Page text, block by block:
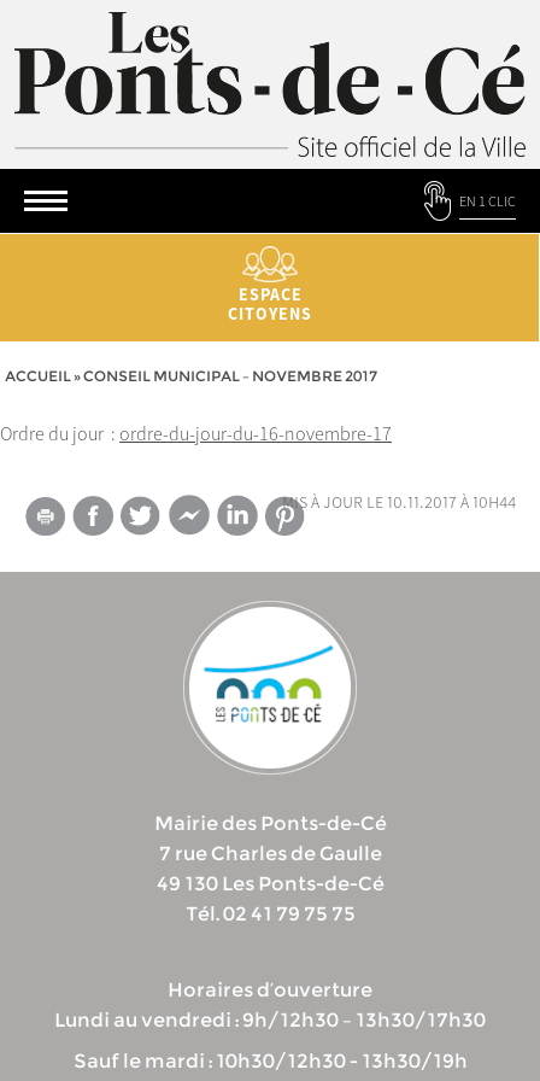
EN 1 CLIC
ESPACE
CITOYENS
ACCUEIL»CONSEIL MUNICIPAL – NOVEMBRE 2017
Ordre du jour : ordre-du-jour-du-16-novembre-17
mis à jour le 10.11.2017 à 10h44
Mairie des Ponts-de-Cé
7 rue Charles de Gaulle
49 130 Les Ponts-de-Cé
Tél. 02 41 79 75 75
Horaires d’ouverture
Lundi au vendredi : 9h/12h30 – 13h30/17h30
Sauf le mardi : 10h30/12h30 - 13h30/19h